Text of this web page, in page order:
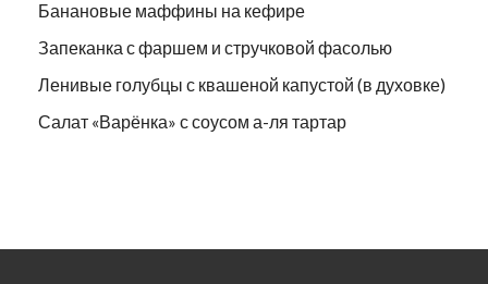
Банановые маффины на кефире
Запеканка с фаршем и стручковой фасолью
Ленивые голубцы с квашеной капустой (в духовке)
Салат «Варёнка» с соусом а-ля тартар